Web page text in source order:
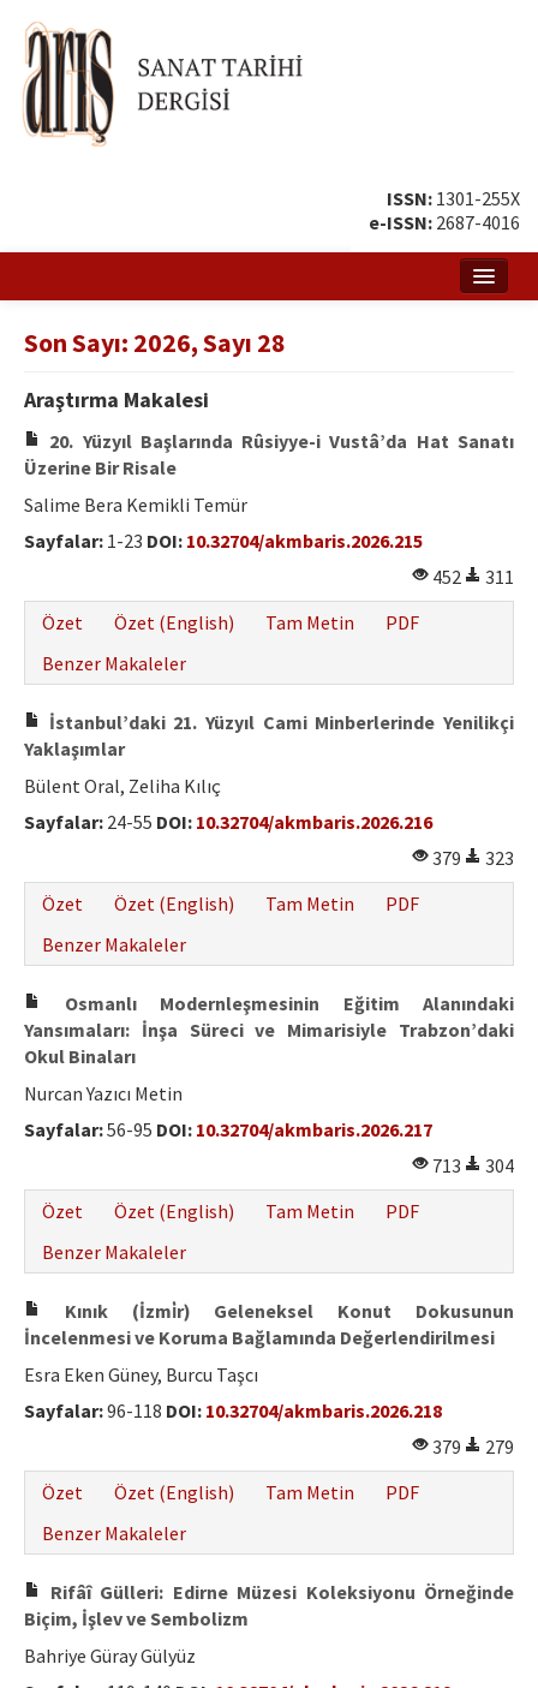
ISSN: 1301-255X
e-ISSN: 2687-4016
Hakkında
Amaç ve Kapsam
Yayın ve Editör Kurulu
Yazar Rehberi
Hakem Rehberi
Yayın Politikaları
İletişim
Son Sayı: 2026, Sayı 28
Araştırma Makalesi
20. Yüzyıl Başlarında Rûsiyye-i Vustâ’da Hat Sanatı
Üzerine Bir Risale
Salime Bera Kemikli Temür
Sayfalar: 1-23 DOI: 10.32704/akmbaris.2026.215
452
311
Özet
Özet (English) Tam Metin
PDF
Benzer Makaleler
İstanbul’daki 21. Yüzyıl Cami Minberlerinde Yenilikçi
Yaklaşımlar
Bülent Oral, Zeliha Kılıç
Sayfalar: 24-55 DOI: 10.32704/akmbaris.2026.216
379
323
Özet
Özet (English) Tam Metin
PDF
Benzer Makaleler
Osmanlı Modernleşmesinin Eğitim Alanındaki
Yansımaları: İnşa Süreci ve Mimarisiyle Trabzon’daki
Okul Binaları
Nurcan Yazıcı Metin
Sayfalar:56-95 DOI: 10.32704/akmbaris.2026.217
713
304
Özet
Özet (English) Tam Metin
PDF
Benzer Makaleler
Kınık (İzmi̇r) Geleneksel Konut Dokusunun
İncelenmesi ve Koruma Bağlamında Değerlendirilmesi
Esra Eken Güney, Burcu Taşcı
Sayfalar:96-118 DOI: 10.32704/akmbaris.2026.218
379
279
Özet
Özet (English) Tam Metin
PDF
Benzer Makaleler
Rifâî Gülleri: Edirne Müzesi Koleksiyonu Örneğinde
Biçim, İşlev ve Sembolizm
Bahriye Güray Gülyüz